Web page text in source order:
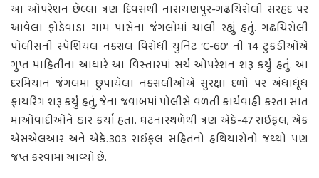
આ ઓપરેશન છેલ્લા ત્રણ દિવસથી નારાયણપુર-ગઢચિરોલી સરહદ પર
આવેલા ફોડેવાડા ગામ પાસેના જંગલોમાં ચાલી રહ્યું હતું. ગઢચિરોલી
પોલીસની સ્પેશિયલ નક્સલ વિરોધી યુનિટ ‘C-60’ ની 14 ટુકડીઓએ
ગુપ્ત માહિતીના આધારે આ વિસ્તારમાં સર્ચ ઓપરેશન શરૂ કર્યું હતું. આ
દરમિયાન જંગલમાં છુપાયેલા નક્સલીઓએ સુરક્ષા દળો પર અંધાધૂંધ
ફાયરિંગ શરૂ કર્યું હતું, જેના જવાબમાં પોલીસે વળતી કાર્યવાહી કરતા સાત
માઓવાદીઓને ઠાર કર્યા હતા. ઘટનાસ્થળેથી ત્રણ એકે-47 રાઈફલ, એક
એસએલઆર અને એકે.303 રાઈફલ સહિતનો હથિયારોનો જથ્થો પણ
જપ્ત કરવામાં આવ્યો છે.